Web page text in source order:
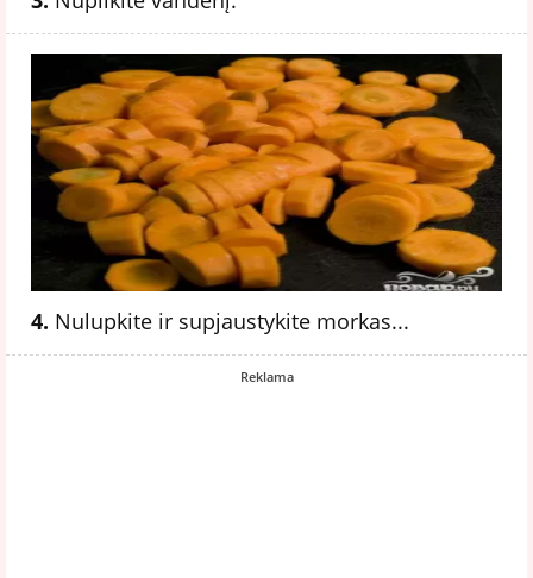
4. Nulupkite ir supjaustykite morkas...
Reklama